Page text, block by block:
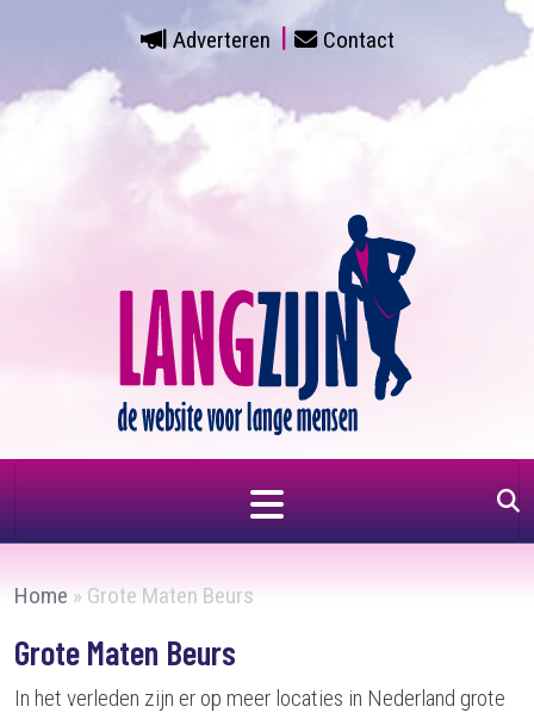
Adverteren Contact
Home » Grote Maten Beurs
Grote Maten Beurs
In het verleden zijn er op meer locaties in Nederland grote